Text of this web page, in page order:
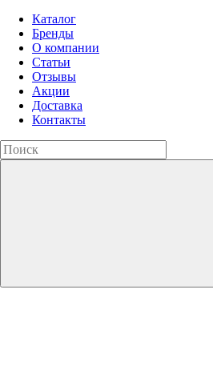
Каталог
Бренды
О компании
Статьи
Отзывы
Акции
Доставка
Контакты